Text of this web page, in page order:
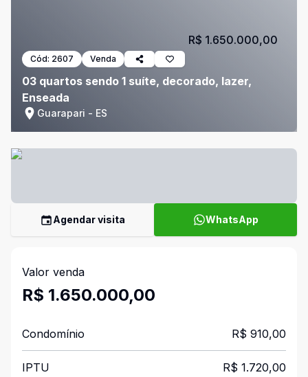
Cód: 2607 Venda
03 quartos sendo 1 suíte, decorado, lazer,
Enseada
Guarapari - ES
R$ 1.650.000,00
Agendar visita WhatsApp
Valor venda
R$ 1.650.000,00
Condomínio R$ 910,00
IPTU R$ 1.720,00